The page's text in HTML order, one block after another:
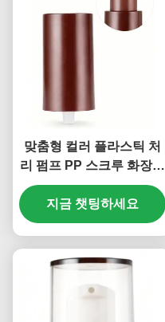
맞춤형 컬러 플라스틱 처
리 펌프 PP 스크루 화장품
펌프 18/410 (MC-125)
지금 챗팅하세요